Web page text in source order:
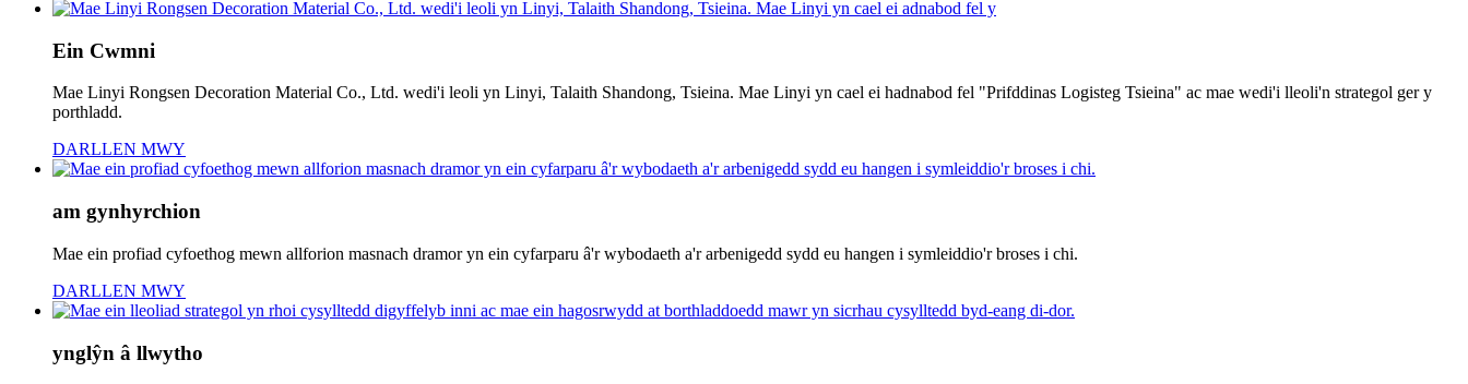
Ein Cwmni
Mae Linyi Rongsen Decoration Material Co., Ltd. wedi'i leoli yn Linyi, Talaith Shandong, Tsieina. Mae Linyi yn cael ei hadnabod fel "Prifddinas Logisteg Tsieina" ac mae wedi'i lleoli'n strategol ger y
porthladd.
DARLLEN MWY
am gynhyrchion
Mae ein profiad cyfoethog mewn allforion masnach dramor yn ein cyfarparu â'r wybodaeth a'r arbenigedd sydd eu hangen i symleiddio'r broses i chi.
DARLLEN MWY
ynglŷn â llwytho